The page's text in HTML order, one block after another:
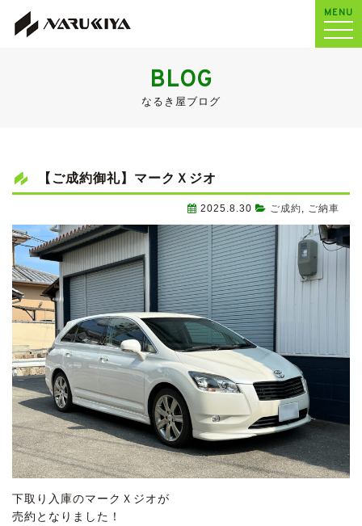
MENU
BLOG
なるき屋ブログ
【ご成約御礼】マークＸジオ
2025.8.30 ご成約, ご納車
下取り入庫のマークＸジオが
売約となりました！